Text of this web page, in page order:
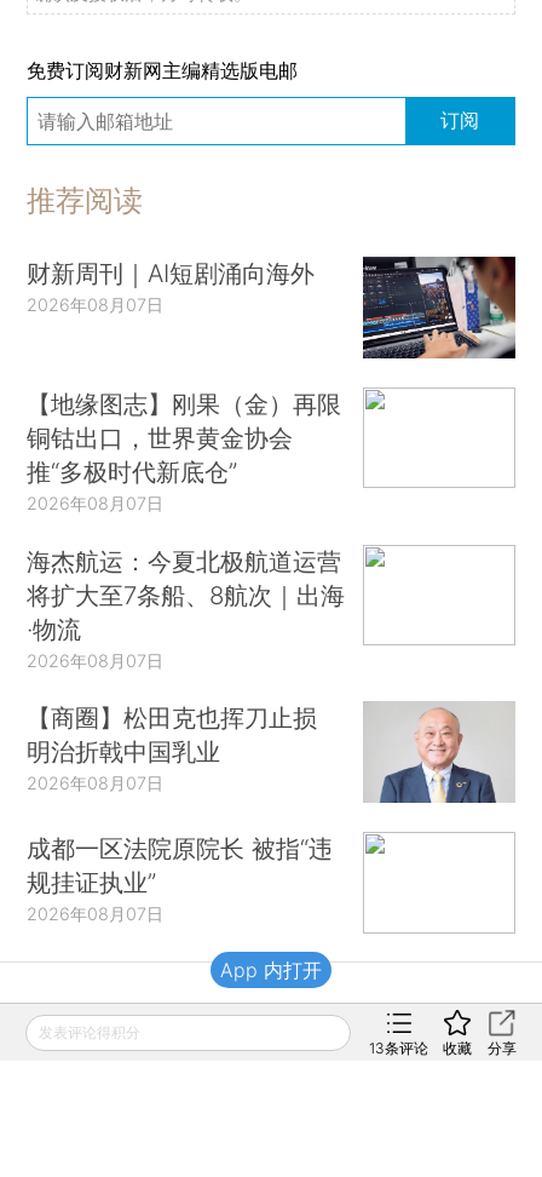
免费订阅财新网主编精选版电邮
订阅
推荐阅读
财新周刊｜AI短剧涌向海外
2026年08月07日
【地缘图志】刚果（金）再限
铜钴出口，世界黄金协会
推“多极时代新底仓”
2026年08月07日
海杰航运：今夏北极航道运营
将扩大至7条船、8航次｜出海
·物流
2026年08月07日
【商圈】松田克也挥刀止损
明治折戟中国乳业
2026年08月07日
成都一区法院原院长 被指“违
规挂证执业”
2026年08月07日
财新移动
发表评论得积分
13条评论 收藏 分享
App 内打开